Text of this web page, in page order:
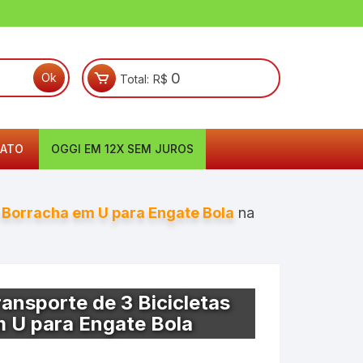
Total: R$ 0
OGGI EM 12X SEM JUROS
em U para Engate Bola na
de 3 Bicicletas
U para Engate Bola